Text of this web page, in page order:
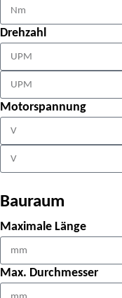
Drehzahl
Motorspannung
Bauraum
Maximale Länge
Max. Durchmesser